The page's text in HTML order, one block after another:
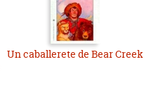
Un caballerete de Bear Creek